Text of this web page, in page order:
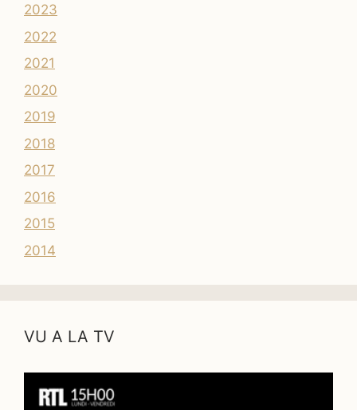
2023
2022
2021
2020
2019
2018
2017
2016
2015
2014
VU A LA TV
vidéo